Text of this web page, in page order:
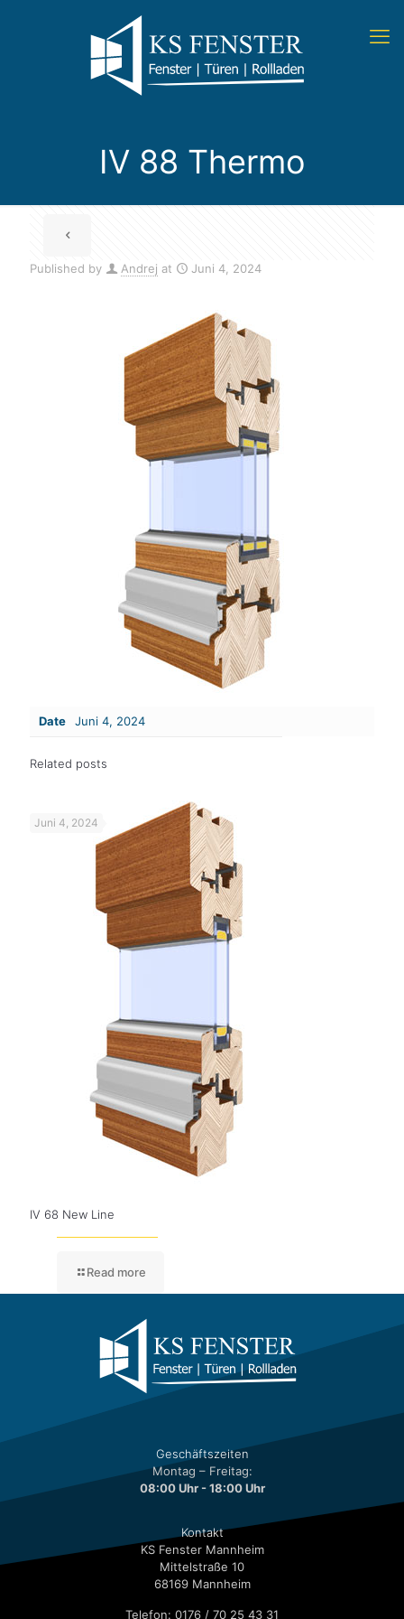
IV 88 Thermo
Published by Andrej at Juni 4, 2024
Date Juni 4, 2024
Related posts
Juni 4, 2024
IV 68 New Line
Read more
Geschäftszeiten
Montag – Freitag:
08:00 Uhr - 18:00 Uhr
Kontakt
KS Fenster Mannheim
Mittelstraße 10
68169 Mannheim
Telefon: 0176 / 70 25 43 31